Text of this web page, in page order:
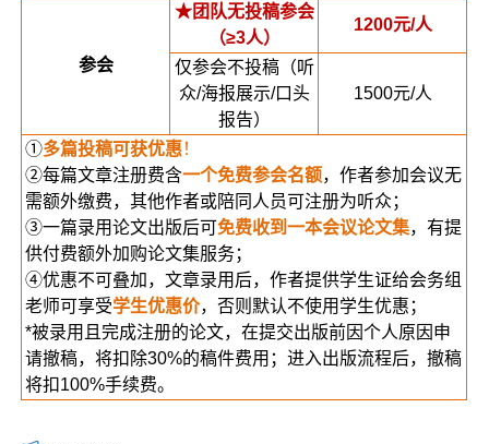
参会
★团队无投稿参会
（≥3人）
1200元/人
仅参会不投稿（听
众/海报展示/口头
报告）
1500元/人
①多篇投稿可获优惠！
②每篇文章注册费含一个免费参会名额，作者参加会议无
需额外缴费，其他作者或陪同人员可注册为听众；
③一篇录用论文出版后可免费收到一本会议论文集，有提
供付费额外加购论文集服务；
④优惠不可叠加，文章录用后，作者提供学生证给会务组
老师可享受学生优惠价，否则默认不使用学生优惠；
*被录用且完成注册的论文，在提交出版前因个人原因申
请撤稿，将扣除30%的稿件费用；进入出版流程后，撤稿
将扣100%手续费。